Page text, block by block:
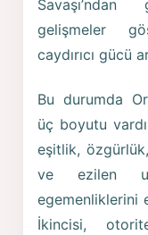
gelişmeler
caydırıcı gücü
Bu durumda
üç boyutu
eşitlik,
ve ezilen
egemenliklerini
İkincisi,